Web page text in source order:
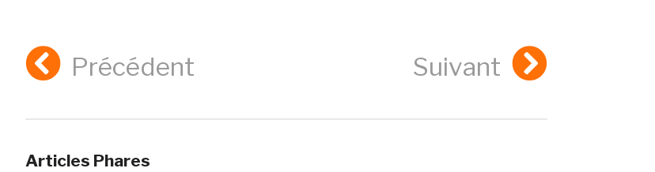
Précédent Suivant
Articles Phares